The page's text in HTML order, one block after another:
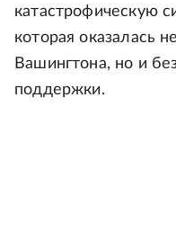
катастрофическую
которая оказалась
Вашингтона, но и
поддержки.